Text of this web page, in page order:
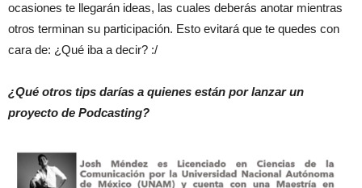
ocasiones te llegarán ideas, las cuales deberás anotar mientras
otros terminan su participación. Esto evitará que te quedes con
cara de: ¿Qué iba a decir? :/
¿Qué otros tips darías a quienes están por lanzar un
proyecto de Podcasting?